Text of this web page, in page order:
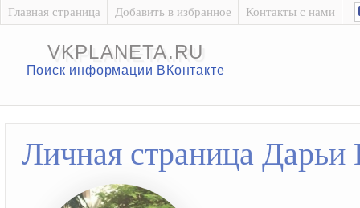
Главная страница Добавить в избранное Контакты с нами
VKPLANETA.RU
Поиск информации ВКонтакте
Личная страница